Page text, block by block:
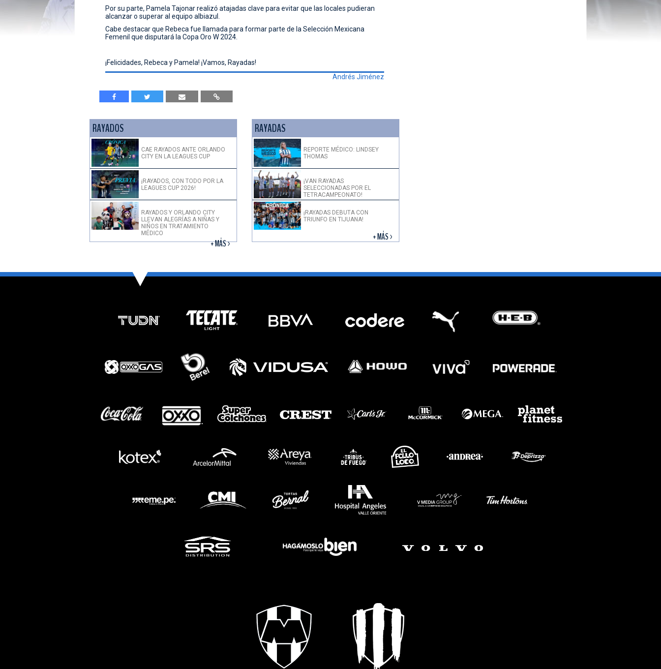
Por su parte, Pamela Tajonar realizó atajadas clave para evitar que las locales pudieran
alcanzar o superar al equipo albiazul.
Cabe destacar que Rebeca fue llamada para formar parte de la Selección Mexicana
Femenil que disputará la Copa Oro W 2024.
¡Felicidades, Rebeca y Pamela! ¡Vamos, Rayadas!
Andrés Jiménez
RAYADOS
CAE RAYADOS ANTE ORLANDO
CITY EN LA LEAGUES CUP
¡RAYADOS, CON TODO POR LA
LEAGUES CUP 2026!
RAYADOS Y ORLANDO CITY
LLEVAN ALEGRÍAS A NIÑAS Y
NIÑOS EN TRATAMIENTO
MÉDICO
+ MÁS >
RAYADAS
REPORTE MÉDICO: LINDSEY
THOMAS
¡VAN RAYADAS
SELECCIONADAS POR EL
TETRACAMPEONATO!
¡RAYADAS DEBUTA CON
TRIUNFO EN TIJUANA!
+ MÁS >